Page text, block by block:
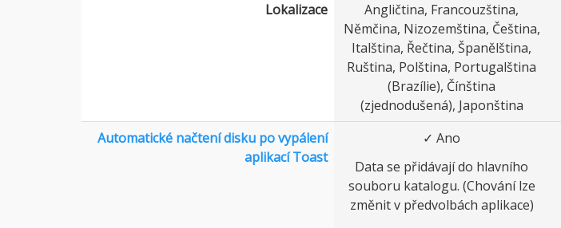
Lokalizace
Angličtina, Francouzština,
Němčina, Nizozemština, Čeština,
Italština, Řečtina, Španělština,
Ruština, Polština, Portugalština
(Brazílie), Čínština
(zjednodušená), Japonština
Automatické načtení disku po vypálení
aplikací Toast
✓ Ano
Data se přidávají do hlavního
souboru katalogu. (Chování lze
změnit v předvolbách aplikace)